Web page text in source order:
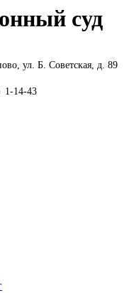
суд
ул. Б. Советская, д. 89
1-14-43